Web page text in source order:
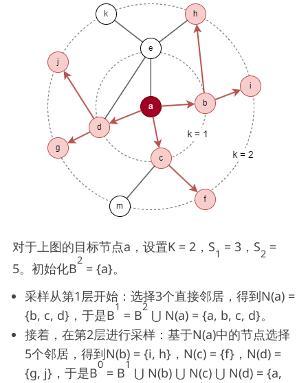
对于上图的目标节点a，设置K = 2，S1 = 3，S2 =
5。初始化B
2
= {a}。
采样从第1层开始：选择3个直接邻居，得到N(a) =
{b, c, d}，于是B
1
= B
2
⋃ N(a) = {a, b, c, d}。
接着，在第2层进行采样：基于N(a)中的节点选择
5个邻居，得到N(b) = {i, h}，N(c) = {f}，N(d) =
{g, j}，于是B
0
= B
1
⋃ N(b) ⋃ N(c) ⋃ N(d) = {a,